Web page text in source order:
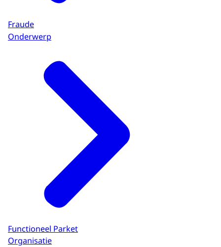
Fraude
Onderwerp
Functioneel Parket
Organisatie